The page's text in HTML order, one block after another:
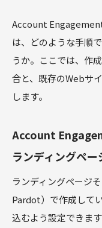
Account
は、どのような手順
うか。ここでは、作
合と、既存のWebサ
します。
Account
ランディングペー
ランディングページ
Pardot）で作成して
込むよう設定できま